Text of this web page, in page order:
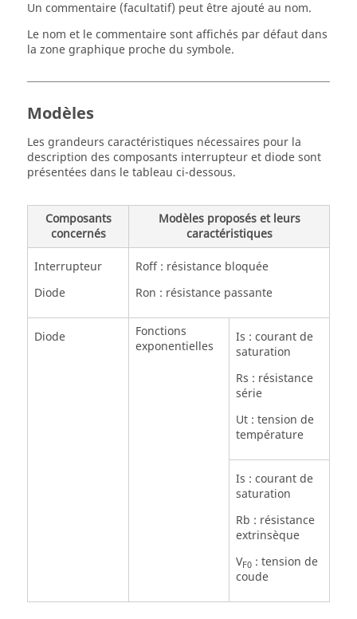
Un commentaire (facultatif) peut être ajouté au nom.
Le nom et le commentaire sont affichés par défaut dans
la zone graphique proche du symbole.
Modèles
Les grandeurs caractéristiques nécessaires pour la
description des composants interrupteur et diode sont
présentées dans le tableau ci-dessous.
Composants
concernés
Modèles proposés et leurs
caractéristiques
Interrupteur
Diode
Roff : résistance bloquée
Ron : résistance passante
Diode
Fonctions
exponentielles
Is : courant de
saturation
Rs : résistance
série
Ut : tension de
température
Is : courant de
saturation
Rb : résistance
extrinsèque
VF0: tension de
coude